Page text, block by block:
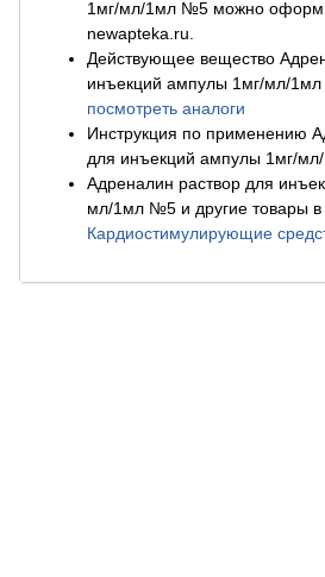
1мг/мл/1мл №5 можно
newapteka.ru.
Действующее вещество
инъекций ампулы 1мг/мл/
посмотреть аналоги
Инструкция по применению
для инъекций ампулы 1мг/
Адреналин раствор для
мл/1мл №5 и другие товары в
Кардиостимулирующие